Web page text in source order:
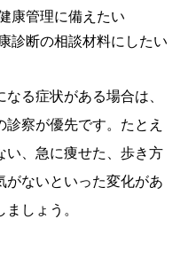
康管理に備えたい
診断の相談材料にしたい
る症状がある場合は、
察が優先です。たとえ
い、急に痩せた、歩き方
がないといった変化があ
しょう。